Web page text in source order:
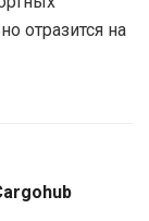
отразится на